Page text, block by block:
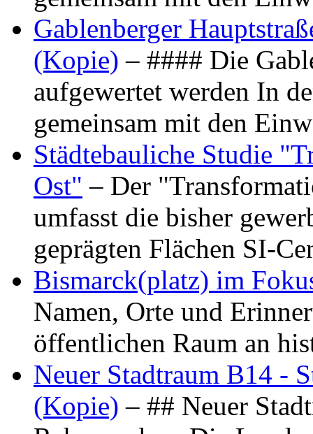
Gablenberger
(Kopie) – #### Die
aufgewertet werden In
gemeinsam mit den
Städtebauliche Studie
Ost" – Der
umfasst die bisher
geprägten Flächen SI-
Bismarck(platz) im
Namen, Orte und
öffentlichen Raum an
Neuer Stadtraum B14 -
(Kopie) – ## Neuer